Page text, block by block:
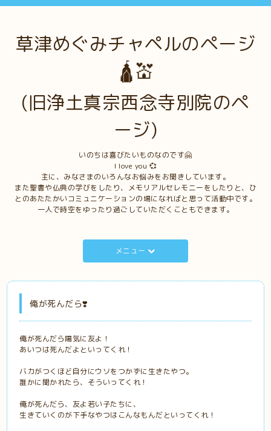
草津めぐみチャペルのページ
🛕💒
(旧浄土真宗西念寺別院のペ
ージ)
いのちは喜びたいものなのです🤗
I love you 💞
主に、みなさまのいろんなお悩みをお聞きしています。
また聖書や仏典の学びをしたり、メモリアルセレモニーをしたりと、ひ
とのあたたかいコミュニケーションの場になればと思って活動中です。
一人で時空をゆったり過ごしていただくこともできます。
メニュー
俺が死んだら❣️
俺が死んだら陽気に友よ！
あいつは死んだよといってくれ！
バカがつくほど自分にウソをつかずに生きたやつ。
誰かに聞かれたら、そういってくれ！
俺が死んだら、友よ若い子たちに、
生きていくのが下手なやつはこんなもんだといってくれ！